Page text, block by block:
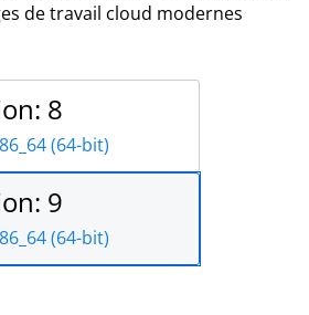
de travail cloud modernes
8
(64-bit)
9
(64-bit)